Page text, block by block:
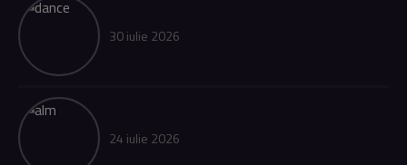
30 iulie 2026
24 iulie 2026